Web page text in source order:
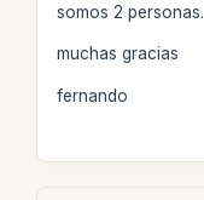
somos 2 personas.
muchas gracias
fernando